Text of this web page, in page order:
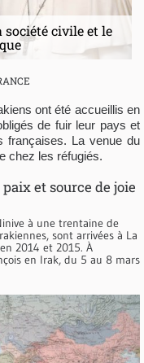
société civile et le
ont été accueillis en
de fuir leur pays et
françaises. La venue du
chez les réfugiés.
et source de joie
à une trentaine de
sont arrivées à La
2014 et 2015. À
en Irak, du 5 au 8 mars